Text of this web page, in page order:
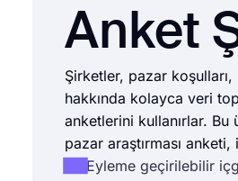
Anket
Şirketler, pazar
hakkında kolayca veri
anketlerini kullanırlar.
pazar araştırması anketi,
Eyleme geçirilebilir